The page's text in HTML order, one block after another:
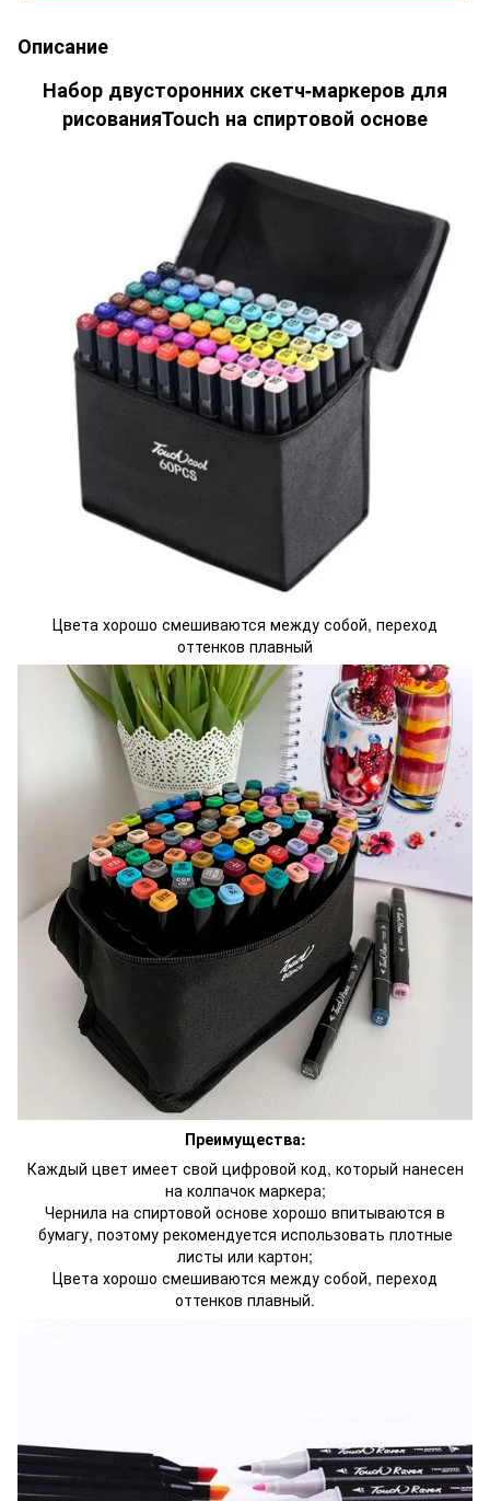
Описание
Набор двусторонних скетч-маркеров для
рисованияTouch на спиртовой основе
Цвета хорошо смешиваются между собой, переход
оттенков плавный
Преимущества:
Каждый цвет имеет свой цифровой код, который нанесен
на колпачок маркера;
Чернила на спиртовой основе хорошо впитываются в
бумагу, поэтому рекомендуется использовать плотные
листы или картон;
Цвета хорошо смешиваются между собой, переход
оттенков плавный.